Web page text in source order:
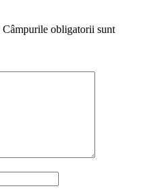
Câmpurile obligatorii sunt